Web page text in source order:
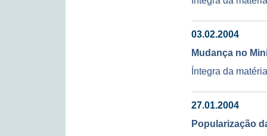
03.02.2004
Mudança no
Íntegra da
27.01.2004
Popularização